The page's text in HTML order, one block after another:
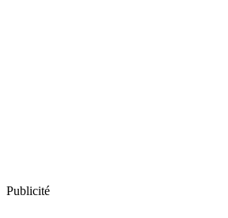
Publicité